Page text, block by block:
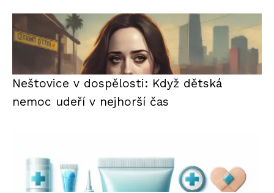
Neštovice v dospělosti: Když dětská
nemoc udeří v nejhorší čas